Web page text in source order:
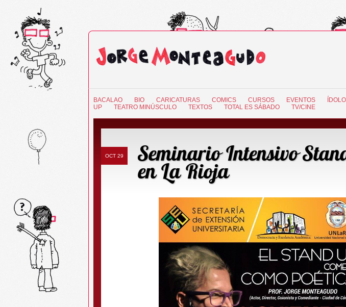
BACALAO BIO CARICATURAS COMICS CURSOS EVENTOS
UP
TEATRO MINÚSCULO TEXTOS TOTAL ES SÁBADO TV/CINE
OCT 29 Seminario Intensivo
en La Rioja